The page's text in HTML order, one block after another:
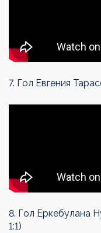
7. Гол Евгения
8. Гол Еркебулана
1:1)